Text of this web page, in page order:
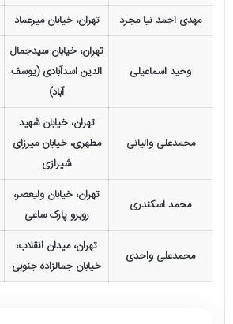
مهدی احمد نیا مجرد تهران، خیابان میرعماد
وحید اسماعیلی
تهران، خیابان سیدجمال
الدین اسدآبادی (یوسف
آباد)
محمدعلی والیانی
تهران، خیابان شهید
مطهری، خیابان میرزای
شیرازی
محمد اسکندری
تهران، خیابان ولیعصر،
روبرو پارک ساعی
محمدعلی واحدی
تهران، میدان انقلاب،
خیابان جمالزاده جنوبی